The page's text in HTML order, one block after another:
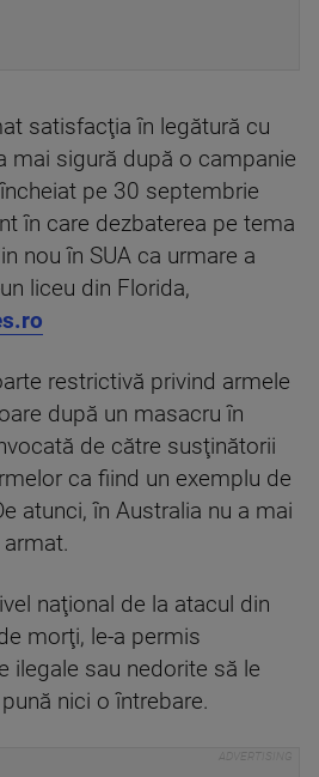
satisfacţia în legătură cu
mai sigură după o campanie
pe 30 septembrie
în care dezbaterea pe tema
nou în SUA ca urmare a
liceu din Florida,
restrictivă privind armele
după un masacru în
de către susţinătorii
ca fiind un exemplu de
atunci, în Australia nu a mai
naţional de la atacul din
morţi, le-a permis
ilegale sau nedorite să le
nici o întrebare.